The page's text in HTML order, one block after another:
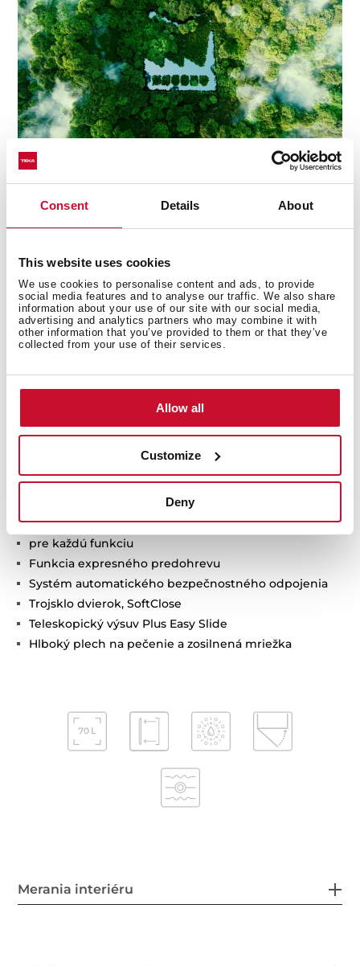
Consent Details About
This website uses cookies
We use cookies to personalise content and ads, to provide
social media features and to analyse our traffic. We also share
information about your use of our site with our social media,
advertising and analytics partners who may combine it with
other information that you’ve provided to them or that they’ve
collected from your use of their services.
Allow all
Customize
Deny
Technické detaily
Edícia Urban Colors
Systém čistenia HydroClean® PRO
4" TFT displej a dva otočné ovládače
Osobný asistent varenia (20 receptov)
SlowCook: varenie pri nízkej teplote
Automatické návrhy teploty a času
pre každú funkciu
Funkcia expresného predohrevu
Systém automatického bezpečnostného odpojenia
Trojsklo dvierok, SoftClose
Teleskopický výsuv Plus Easy Slide
Hlboký plech na pečenie a zosilnená mriežka
Merania interiéru